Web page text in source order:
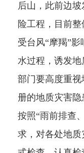
后山，此前边
险工程，目前
受台风“摩羯”
水过程，诱发
部门要高度重
册的地质灾害隐
按照“雨前排查
求，对各处地质